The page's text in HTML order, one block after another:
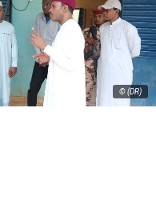
© (DR)